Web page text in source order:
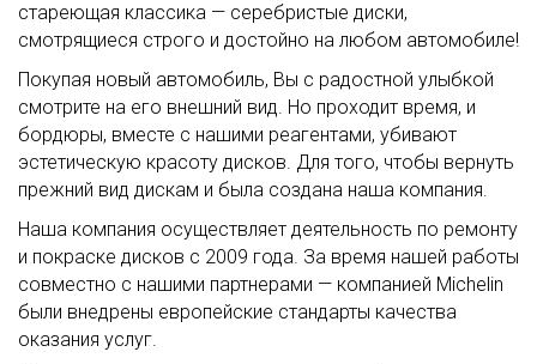
стареющая классика — серебристые диски,
смотрящиеся строго и достойно на любом автомобиле!
Покупая новый автомобиль, Вы с радостной улыбкой
смотрите на его внешний вид. Но проходит время, и
бордюры, вместе с нашими реагентами, убивают
эстетическую красоту дисков. Для того, чтобы вернуть
прежний вид дискам и была создана наша компания.
Наша компания осуществляет деятельность по ремонту
и покраске дисков с 2009 года. За время нашей работы
совместно с нашими партнерами — компанией Michelin
были внедрены европейские стандарты качества
оказания услуг.